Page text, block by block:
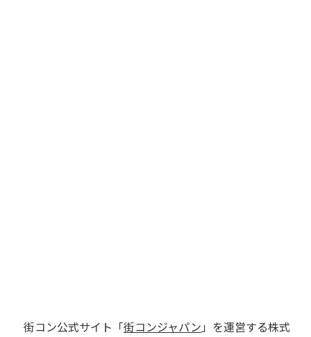
街コン公式サイト「街コンジャパン 」を運営する株式